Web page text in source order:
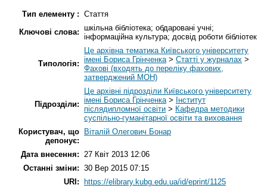
Тип елементу : Стаття
Ключові слова: шкільна бібліотека; обдаровані учні;
інформаційна культура; досвід роботи бібліотек
Типологія:
Це архівна тематика Київського університету
імені Бориса Грінченка> Статті у журналах >
Фахові (входять до переліку фахових,
затверджений МОН)
Підрозділи:
Це архівні підрозділи Київського університету
імені Бориса Грінченка> Інститут
післядипломної освіти > Кафедра методики
суспільно-гуманітарної освіти та виховання
Користувач, що
депонує:
Віталій Олегович Бонар
Дата внесення: 27 Квіт 2013 12:06
Останні зміни: 30 Вер 2015 07:15
URI:
https://elibrary.kubg.edu.ua/id/eprint/1125